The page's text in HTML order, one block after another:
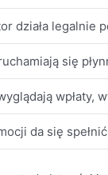
działa legalnie
się
wpłaty,
da się